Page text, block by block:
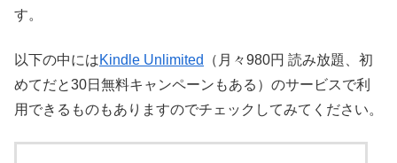
す。
以下の中にはKindle Unlimited
（月々980円 読み放題、初
めてだと30日無料キャンペーンもある）のサービスで利
用できるものもありますのでチェックしてみてください。